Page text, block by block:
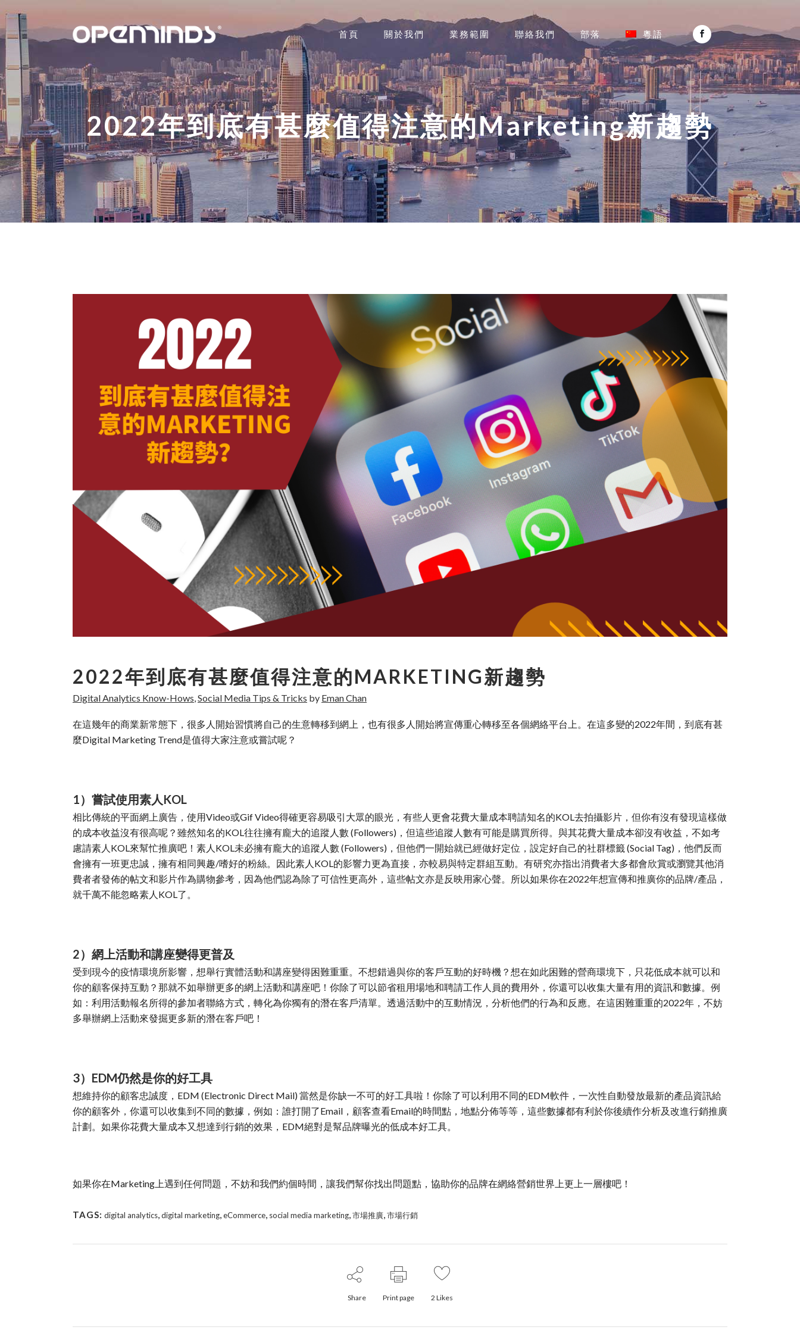
首頁 關於我們 業務範圍 聯絡我們 部落 粵語
2022年到底有甚麼值得注意的Marketing新趨勢
2022年到底有甚麼值得注意的MARKETING新趨勢
Digital Analytics Know-Hows Social Media Tips & Tricks by Eman Chan
在這幾年的商業新常態下，很多人開始習慣將自己的生意轉移到網上，也有很多人開始將宣傳重心轉移至各個網絡平台上。在這多變的2022年間，到底有甚
麼Digital Marketing Trend是值得大家注意或嘗試呢？
1）嘗試使用素人KOL
相比傳統的平面網上廣告，使用Video或Gif Video得確更容易吸引大眾的眼光，有些人更會花費大量成本聘請知名的KOL去拍攝影片，但你有沒有發現這樣做
的成本收益沒有很高呢？雖然知名的KOL往往擁有龐大的追蹤人數 (Followers)，但這些追蹤人數有可能是購買所得。與其花費大量成本卻沒有收益，不如考
慮請素人KOL來幫忙推廣吧！素人KOL未必擁有龐大的追蹤人數 (Followers)，但他們一開始就已經做好定位，設定好自己的社群標籤 (Social Tag)，他們反而
會擁有一班更忠誠，擁有相同興趣/嗜好的粉絲。因此素人KOL的影響力更為直接，亦較易與特定群組互動。有研究亦指出消費者大多都會欣賞或瀏覽其他消
費者者發佈的帖文和影片作為購物參考，因為他們認為除了可信性更高外，這些帖文亦是反映用家心聲。所以如果你在2022年想宣傳和推廣你的品牌/產品，
就千萬不能忽略素人KOL了。
2）網上活動和講座變得更普及
受到現今的疫情環境所影響，想舉行實體活動和講座變得困難重重。不想錯過與你的客戶互動的好時機？想在如此困難的營商環境下，只花低成本就可以和
你的顧客保持互動？那就不如舉辦更多的網上活動和講座吧！你除了可以節省租用場地和聘請工作人員的費用外，你還可以收集大量有用的資訊和數據。例
如：利用活動報名所得的參加者聯絡方式，轉化為你獨有的潛在客戶清單。透過活動中的互動情況，分析他們的行為和反應。在這困難重重的2022年，不妨
多舉辦網上活動來發掘更多新的潛在客戶吧！
3）EDM仍然是你的好工具
想維持你的顧客忠誠度，EDM (Electronic Direct Mail) 當然是你缺一不可的好工具啦！你除了可以利用不同的EDM軟件，一次性自動發放最新的產品資訊給
你的顧客外，你還可以收集到不同的數據，例如：誰打開了Email，顧客查看Email的時間點，地點分佈等等，這些數據都有利於你後續作分析及改進行銷推廣
計劃。如果你花費大量成本又想達到行銷的效果，EDM絕對是幫品牌曝光的低成本好工具。
如果你在Marketing上遇到任何問題，不妨和我們約個時間，讓我們幫你找出問題點，協助你的品牌在網絡營銷世界上更上一層樓吧！
TAGS: digital analytics digital marketing eCommerce social media marketing 市場推廣 市場行銷
Share Print page 2 Likes